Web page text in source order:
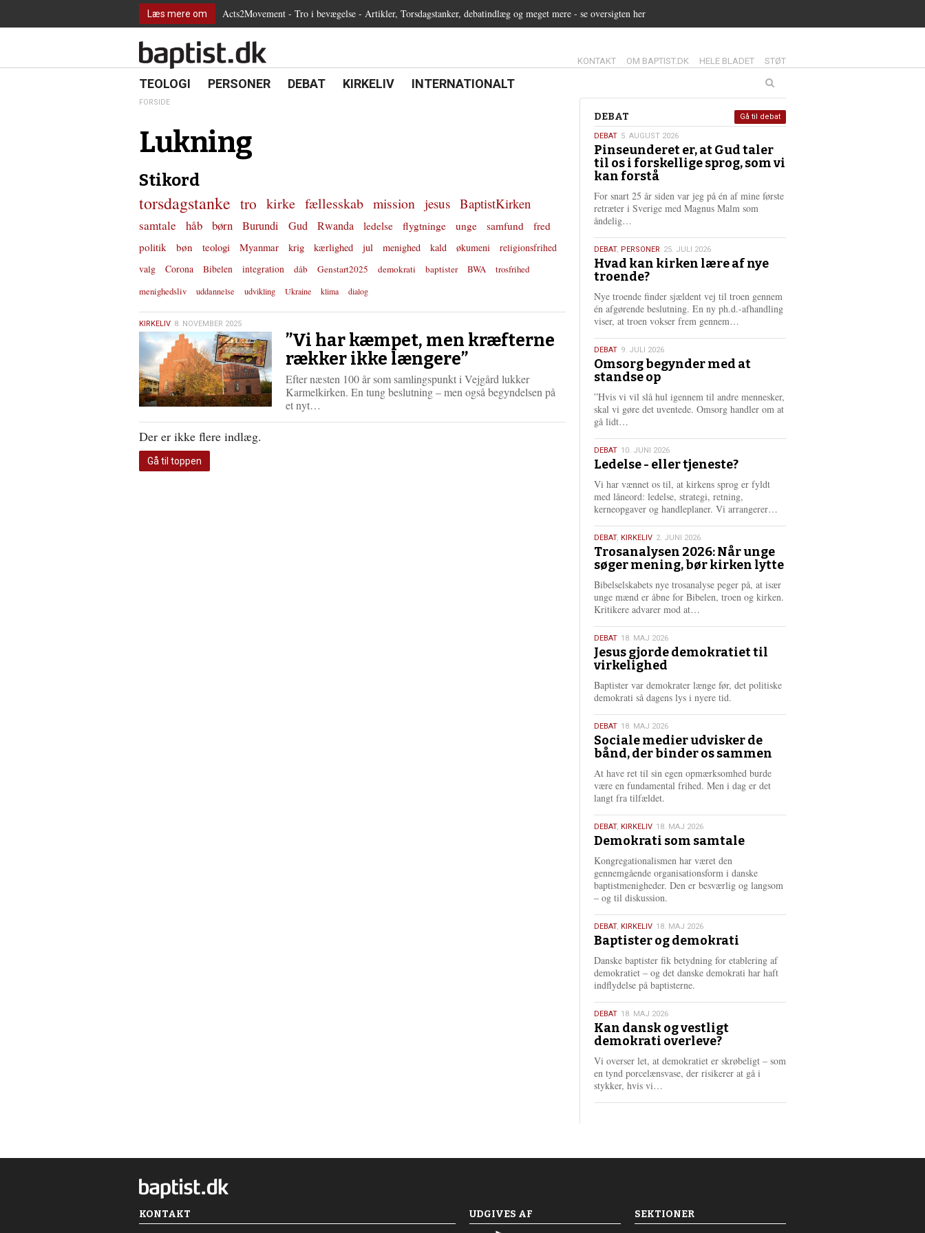
gå
for
6.0:
Internationalt
Læs mere om Acts2Movement - Tro i bevægelse - Artikler, Torsdagstanker, debatindlæg og meget mere - se oversigten her
13.0:
KONTAKT 14.0:
OM BAPTIST.DK 15.0:
HELE BLADET 16.0:
STØT
18.0:
TEOLOGI 19.0:
PERSONER 20.0:
DEBAT 21.0:
KIRKELIV 22.0:
INTERNATIONALT
FORSIDE
Lukning
Stikord
torsdagstanke tro kirke fællesskab mission jesus BaptistKirken
samtale håb børn Burundi Gud Rwanda ledelse flygtninge unge samfund
fred
politik
bøn teologi Myanmar krig kærlighed jul menighed kald økumeni
religionsfrihed
valg
Corona Bibelen integration dåb Genstart2025 demokrati baptister BWA
trosfrihed
menighedsliv
uddannelse udvikling Ukraine klima dialog
8.
november
2025
KIRKELIV 8. NOVEMBER 2025
”Vi har kæmpet, men kræfterne
rækker ikke længere”
Efter næsten 100 år som samlingspunkt i Vejgård lukker
Karmelkirken. En tung beslutning – men også begyndelsen på
et nyt…
Der er ikke flere indlæg.
Gå til toppen
Debat
DEBAT
5.
august
2026
DEBAT 5. AUGUST 2026
Pinseunderet er, at Gud taler
til os i forskellige sprog, som vi
kan forstå
For snart 25 år siden var jeg på én af mine første
retræter i Sverige med Magnus Malm som
åndelig…
s
m
e
r
e
25.
juli
2026
DEBAT, PERSONER 25. JULI 2026
Hvad kan kirken lære af nye
troende?
Nye troende finder sjældent vej til troen gennem
én afgørende beslutning. En ny ph.d.-afhandling
viser, at troen vokser frem gennem…
e
e
9.
juli
2026
DEBAT 9. JULI 2026
Omsorg begynder med at
standse op
”Hvis vi vil slå hul igennem til andre mennesker,
skal vi gøre det uventede. Omsorg handler om at
gå lidt…
s
e
r
e
10.
juni
2026
DEBAT 10. JUNI 2026
Ledelse - eller tjeneste?
Vi har vænnet os til, at kirkens sprog er fyldt
med låneord: ledelse, strategi, retning,
kerneopgaver og handleplaner. Vi arrangerer…
r
e
2.
juni
2026
DEBAT, KIRKELIV 2. JUNI 2026
Trosanalysen 2026: Når unge
søger mening, bør kirken lytte
Bibelselskabets nye trosanalyse peger på, at især
unge mænd er åbne for Bibelen, troen og kirken.
Kritikere advarer mod at…
e
e
18.
maj
2026
DEBAT 18. MAJ 2026
Jesus gjorde demokratiet til
virkelighed
Baptister var demokrater længe før, det politiske
demokrati så dagens lys i nyere tid.
18.
maj
2026
DEBAT 18. MAJ 2026
Sociale medier udvisker de
bånd, der binder os sammen
At have ret til sin egen opmærksomhed burde
være en fundamental frihed. Men i dag er det
langt fra tilfældet.
18.
maj
2026
DEBAT, KIRKELIV 18. MAJ 2026
Demokrati som samtale
Kongregationalismen har været den
gennemgående organisationsform i danske
baptistmenigheder. Den er besværlig og langsom
– og til diskussion.
18.
maj
2026
DEBAT, KIRKELIV 18. MAJ 2026
Baptister og demokrati
Danske baptister fik betydning for etablering af
demokratiet – og det danske demokrati har haft
indflydelse på baptisterne.
18.
maj
2026
DEBAT 18. MAJ 2026
Kan dansk og vestligt
demokrati overleve?
Vi overser let, at demokratiet er skrøbeligt – som
en tynd porcelænsvase, der risikerer at gå i
stykker, hvis vi…
e
Gå til debat
KONTAKT UDGIVES AF SEKTIONER